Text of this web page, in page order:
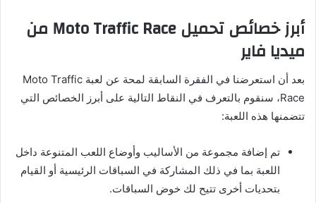
أبرز خصائص تحميل Moto Traffic Race من
ميديا فاير
بعد أن استعرضنا في الفقرة السابقة لمحة عن لعبة Moto Traffic
Race، سنقوم بالتعرف في النقاط التالية على أبرز الخصائص التي
تتضمنها هذه اللعبة:
تم إضافة مجموعة من الأساليب وأوضاع اللعب المتنوعة داخل
اللعبة بما في ذلك المشاركة في السباقات الرئيسية أو القيام
بتحديات أخرى تتيح لك خوض السباقات.